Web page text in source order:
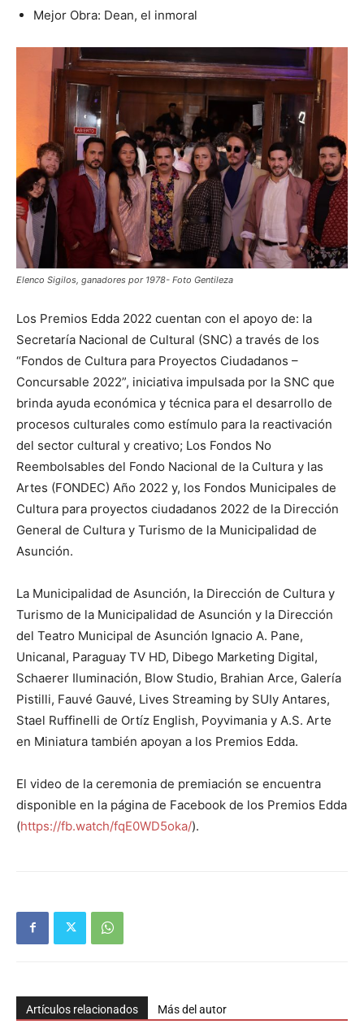
Mejor Obra: Dean, el inmoral
Elenco Sigilos, ganadores por 1978- Foto Gentileza
Los Premios Edda 2022 cuentan con el apoyo de: la
Secretaría Nacional de Cultural (SNC) a través de los
“Fondos de Cultura para Proyectos Ciudadanos –
Concursable 2022”, iniciativa impulsada por la SNC que
brinda ayuda económica y técnica para el desarrollo de
procesos culturales como estímulo para la reactivación
del sector cultural y creativo; Los Fondos No
Reembolsables del Fondo Nacional de la Cultura y las
Artes (FONDEC) Año 2022 y, los Fondos Municipales de
Cultura para proyectos ciudadanos 2022 de la Dirección
General de Cultura y Turismo de la Municipalidad de
Asunción.
La Municipalidad de Asunción, la Dirección de Cultura y
Turismo de la Municipalidad de Asunción y la Dirección
del Teatro Municipal de Asunción Ignacio A. Pane,
Unicanal, Paraguay TV HD, Dibego Marketing Digital,
Schaerer Iluminación, Blow Studio, Brahian Arce, Galería
Pistilli, Fauvé Gauvé, Lives Streaming by SUIy Antares,
Stael Ruffinelli de Ortíz English, Poyvimania y A.S. Arte
en Miniatura también apoyan a los Premios Edda.
El video de la ceremonia de premiación se encuentra
disponible en la página de Facebook de los Premios Edda
(https://fb.watch/fqE0WD5oka/).
Artículos relacionados Más del autor